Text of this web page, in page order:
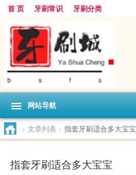
首 页 牙刷常识 牙刷分类
网站导航
> 文章列表 > 指套牙刷适合多大宝宝
指套牙刷适合多大宝宝